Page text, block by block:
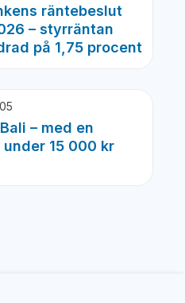
räntebeslut
– styrräntan
på 1,75 procent
– med en
15 000 kr